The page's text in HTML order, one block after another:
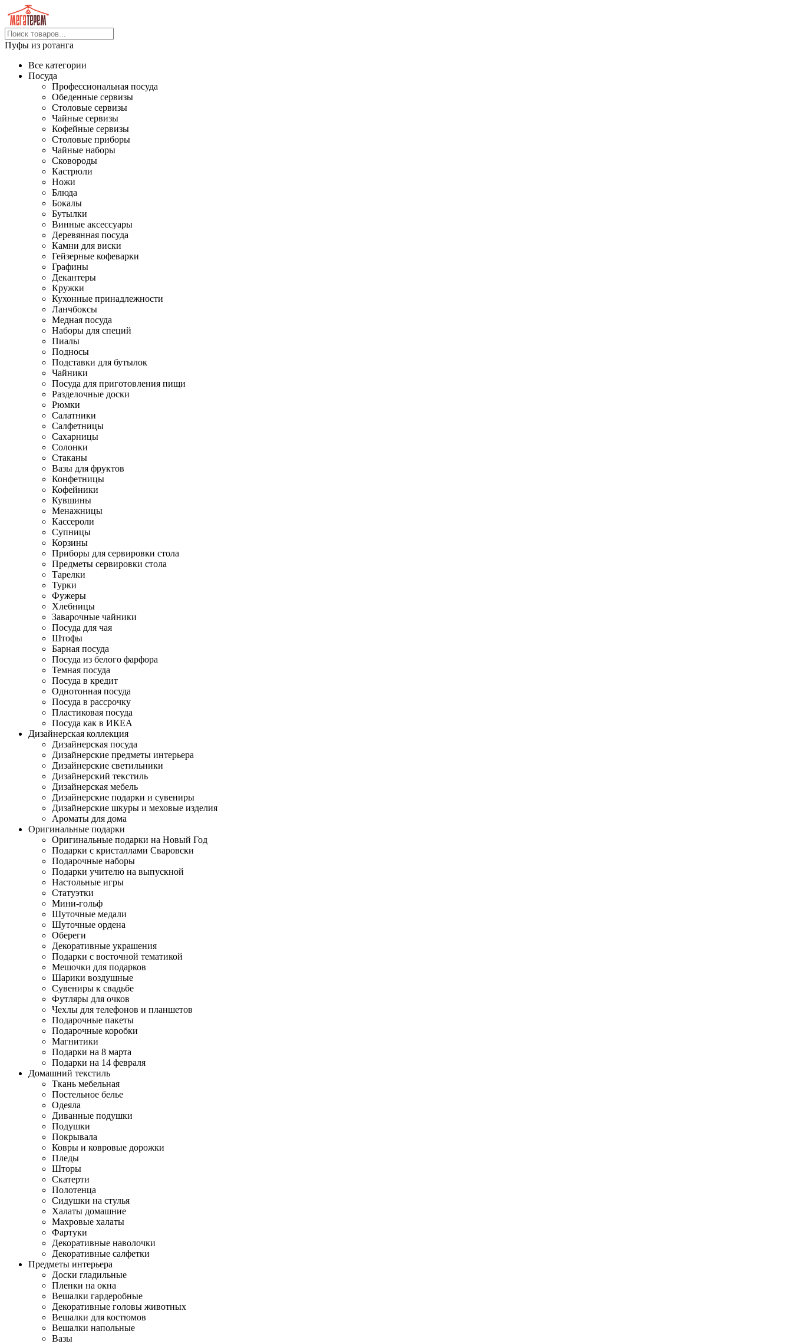
Пуфы из ротанга
Все категории
Посуда
Профессиональная посуда
Обеденные сервизы
Столовые сервизы
Чайные сервизы
Кофейные сервизы
Столовые приборы
Чайные наборы
Сковороды
Кастрюли
Ножи
Блюда
Бокалы
Бутылки
Винные аксессуары
Деревянная посуда
Камни для виски
Гейзерные кофеварки
Графины
Декантеры
Кружки
Кухонные принадлежности
Ланчбоксы
Медная посуда
Наборы для специй
Пиалы
Подносы
Подставки для бутылок
Чайники
Посуда для приготовления пищи
Разделочные доски
Рюмки
Салатники
Салфетницы
Сахарницы
Солонки
Стаканы
Вазы для фруктов
Конфетницы
Кофейники
Кувшины
Менажницы
Кассероли
Супницы
Корзины
Приборы для сервировки стола
Предметы сервировки стола
Тарелки
Турки
Фужеры
Хлебницы
Заварочные чайники
Посуда для чая
Штофы
Барная посуда
Посуда из белого фарфора
Темная посуда
Посуда в кредит
Однотонная посуда
Посуда в рассрочку
Пластиковая посуда
Посуда как в ИКЕА
Дизайнерская коллекция
Дизайнерская посуда
Дизайнерские предметы интерьера
Дизайнерские светильники
Дизайнерский текстиль
Дизайнерская мебель
Дизайнерские подарки и сувениры
Дизайнерские шкуры и меховые изделия
Ароматы для дома
Оригинальные подарки
Оригинальные подарки на Новый Год
Подарки с кристаллами Сваровски
Подарочные наборы
Подарки учителю на выпускной
Настольные игры
Статуэтки
Мини-гольф
Шуточные медали
Шуточные ордена
Обереги
Декоративные украшения
Подарки с восточной тематикой
Мешочки для подарков
Шарики воздушные
Сувениры к свадьбе
Футляры для очков
Чехлы для телефонов и планшетов
Подарочные пакеты
Подарочные коробки
Магнитики
Подарки на 8 марта
Подарки на 14 февраля
Домашний текстиль
Ткань мебельная
Постельное белье
Одеяла
Диванные подушки
Подушки
Покрывала
Ковры и ковровые дорожки
Пледы
Шторы
Скатерти
Полотенца
Сидушки на стулья
Халаты домашние
Махровые халаты
Фартуки
Декоративные наволочки
Декоративные салфетки
Предметы интерьера
Доски гладильные
Пленки на окна
Вешалки гардеробные
Декоративные головы животных
Вешалки для костюмов
Вешалки напольные
Вазы